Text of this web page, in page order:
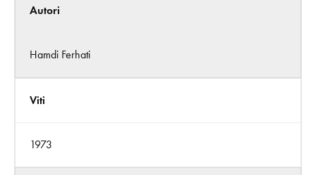
Autori
Hamdi Ferhati
Viti
1973